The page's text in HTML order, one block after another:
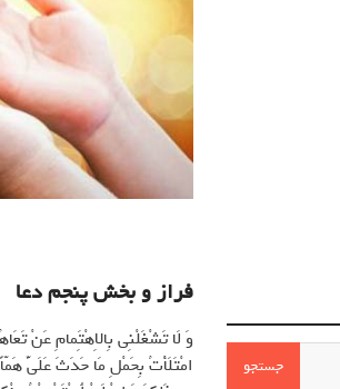
فراز و بخش پنجم دعا
وَ لَا تَشْغَلْنِي بِالاِهْتَِمامِ عَنْ
امْتَلَأْتُ بِحَمْلِ مَا حَدَثَ عَلَيَّ